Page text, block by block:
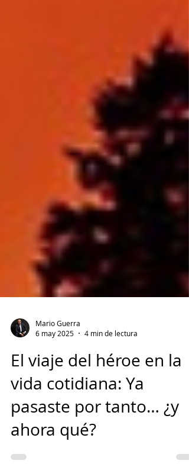
Mario Guerra
6 may 2025
4 min de lectura
El viaje del héroe en la
vida cotidiana: Ya
pasaste por tanto… ¿y
ahora qué?